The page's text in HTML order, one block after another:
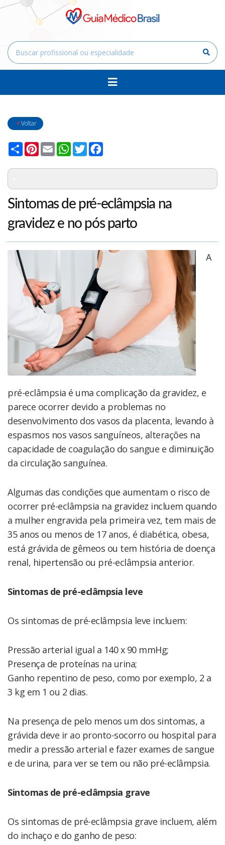
Voltar
Compartilhar
Pinterest
Email WhatsApp
Twitter
Sintomas de pré-eclâmpsia na
gravidez e no pós parto
A
pré-eclâmpsia é uma complicação da gravidez, e
parece ocorrer devido a problemas no
desenvolvimento dos vasos da placenta, levando à
espasmos nos vasos sanguíneos, alterações na
capacidade de coagulação do sangue e diminuição
da circulação sanguínea.
Algumas das condições que aumentam o risco de
ocorrer pré-eclâmpsia na gravidez incluem quando
a mulher engravida pela primeira vez, tem mais de
35 anos ou menos de 17 anos, é diabética, obesa,
está grávida de gêmeos ou tem história de doença
renal, hipertensão ou pré-eclâmpsia anterior.
Sintomas de pré-eclâmpsia leve
Os sintomas de pré-eclâmpsia leve incluem:
Pressão arterial igual a 140 x 90 mmHg;
Presença de proteínas na urina;
Ganho repentino de peso, como por exemplo, 2 a
3 kg em 1 ou 2 dias.
Na presença de pelo menos um dos sintomas, a
grávida deve ir ao pronto-socorro ou hospital para
medir a pressão arterial e fazer exames de sangue
e de urina, para ver se tem ou não pré-eclâmpsia.
Sintomas de pré-eclâmpsia grave
Os sintomas de pré-eclâmpsia grave incluem, além
do inchaço e do ganho de peso: